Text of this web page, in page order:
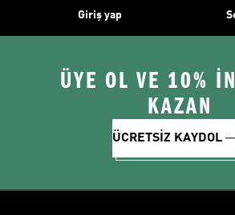
Giriş yap
ÜYE OL VE 10%
KAZAN
ÜCRETSİZ KAYDOL